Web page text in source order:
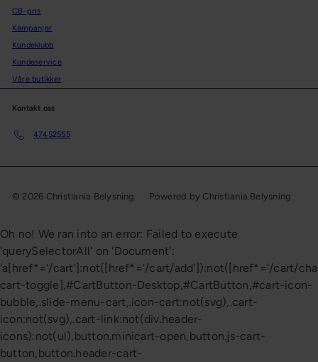
CB-pris
Kampanjer
Kundeklubb
Kundeservice
Våre butikker
Kontakt oss
47452555
© 2026 Christiania Belysning Powered by Christiania Belysning
Oh no! We ran into an error: Failed to execute
'querySelectorAll' on 'Document':
'a[href*='/cart']:not([href*='/cart/add']):not([href*='/cart/
cart-toggle],#CartButton-Desktop,#CartButton,#cart-icon-
bubble,.slide-menu-cart,.icon-cart:not(svg),.cart-
icon:not(svg),.cart-link:not(div.header-
icons):not(ul),button.minicart-open,button.js-cart-
button,button.header-cart-